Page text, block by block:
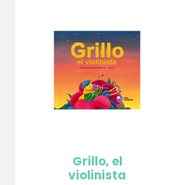
Grillo, el
violinista